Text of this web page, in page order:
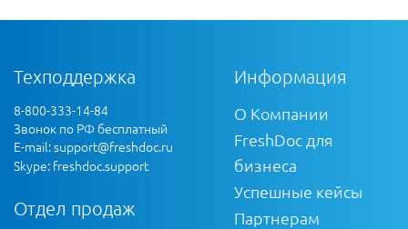
Техподдержка
8-800-333-14-84
Звонок по РФ бесплатный
E-mail:support@freshdoc.ru
Skype: freshdoc.support
Отдел продаж
Информация
О Компании
FreshDoc для
бизнеса
Успешные кейсы
Партнерам